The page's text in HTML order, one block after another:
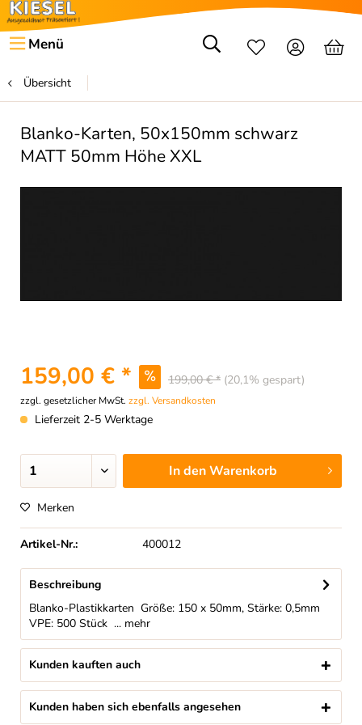
Menü
Übersicht
Blanko-Karten, 50x150mm schwarz
MATT 50mm Höhe XXL
159,00 € * 199,00 € * (20,1% gespart)
zzgl. gesetzlicher MwSt. zzgl. Versandkosten
Lieferzeit 2-5 Werktage
In denWarenkorb
Merken
Artikel-Nr.: 400012
Beschreibung
Blanko-Plastikkarten Größe: 150 x 50mm, Stärke: 0,5mm
VPE: 500 Stück ... mehr
Kunden kauften auch
Kunden haben sich ebenfalls angesehen